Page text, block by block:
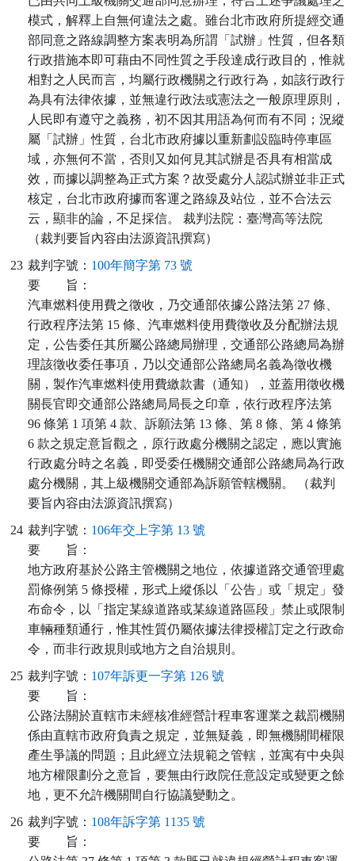
模式，解釋上自無何違法之處。雖台北市政府所提經交通
部同意之路線調整方案表明為所謂「試辦」性質，但各類
行政措施本即可藉由不同性質之手段達成行政目的，惟就
相對之人民而言，均屬行政機關之行政行為，如該行政行
為具有法律依據，並無違行政法或憲法之一般原理原則，
人民即有遵守之義務，初不因其用語為何而有不同；況縱
屬「試辦」性質，台北市政府據以重新劃設臨時停車區
域，亦無何不當，否則又如何見其試辦是否具有相當成
效，而據以調整為正式方案？故受處分人認試辦並非正式
核定，台北市政府據而客運之路線及站位，並不合法云
云，顯非的論，不足採信。 裁判法院：臺灣高等法院
（裁判要旨內容由法源資訊撰寫）
23 裁判字號： 100年簡字第 73 號
要
旨：
汽車燃料使用費之徵收，乃交通部依據公路法第 27 條、
行政程序法第 15 條、汽車燃料使用費徵收及分配辦法規
定，公告委任其所屬公路總局辦理，交通部公路總局為辦
理該徵收委任事項，乃以交通部公路總局名義為徵收機
關，製作汽車燃料使用費繳款書（通知），並蓋用徵收機
關長官即交通部公路總局局長之印章，依行政程序法第
96 條第 1 項第 4 款、訴願法第 13 條、第 8 條、第 4 條第
6 款之規定意旨觀之，原行政處分機關之認定，應以實施
行政處分時之名義，即受委任機關交通部公路總局為行政
處分機關，其上級機關交通部為訴願管轄機關。 （裁判
要旨內容由法源資訊撰寫）
24 裁判字號： 106年交上字第 13 號
要
旨：
地方政府基於公路主管機關之地位，依據道路交通管理處
罰條例第 5 條授權，形式上縱係以「公告」或「規定」發
布命令，以「指定某線道路或某線道路區段」禁止或限制
車輛種類通行，惟其性質仍屬依據法律授權訂定之行政命
令，而非行政規則或地方之自治規則。
25 裁判字號： 107年訴更一字第 126 號
要
旨：
公路法關於直轄市未經核准經營計程車客運業之裁罰機關
係由直轄市政府負責之規定，並無疑義，即無機關間權限
產生爭議的問題；且此經立法規範之管轄，並寓有中央與
地方權限劃分之意旨，要無由行政院任意設定或變更之餘
地，更不允許機關間自行協議變動之。
26 裁判字號： 108年訴字第 1135 號
要
旨：